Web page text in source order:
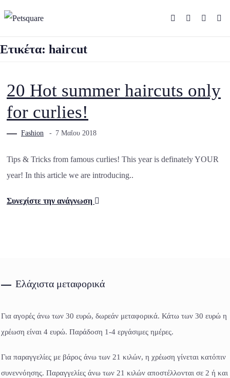
Ετικέτα: haircut
20 Hot summer haircuts only
for curlies!
Fashion 7 Μαΐου 2018
Tips & Tricks from famous curlies! This year is definately YOUR
year! In this article we are introducing..
Συνεχίστε την ανάγνωση
Ελάχιστα μεταφορικά
Για αγορές άνω των 30 ευρώ, δωρεάν μεταφορικά. Κάτω των 30 ευρώ η
χρέωση είναι 4 ευρώ. Παράδοση 1-4 εργάσιμες ημέρες.
Για παραγγελίες με βάρος άνω των 21 κιλών, η χρέωση γίνεται κατόπιν
συνεννόησης. Παραγγελίες άνω των 21 κιλών αποστέλλονται σε 2 ή και